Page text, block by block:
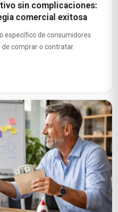
sin complicaciones:
comercial exitosa
específico de consumidores
comprar o contratar.